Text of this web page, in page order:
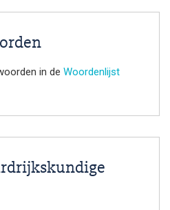
in de Woordenlijst